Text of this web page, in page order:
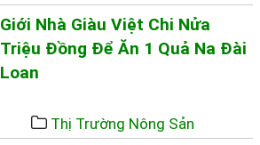
Giới Nhà Giàu Việt Chi Nửa
Triệu Đồng Để Ăn 1 Quả Na Đài
Loan
Thị Trường Nông Sản